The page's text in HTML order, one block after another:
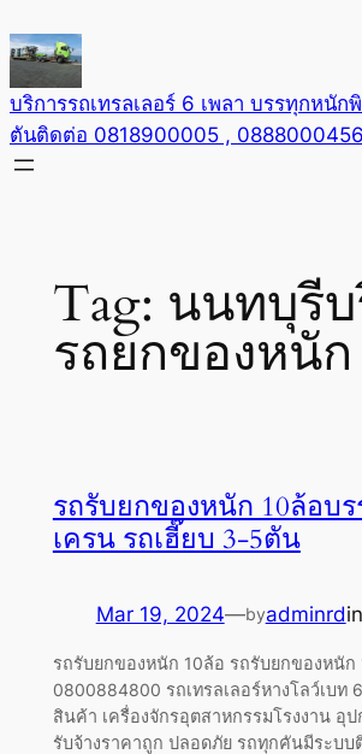
to
content
บริการรถเทรลเลอร์ 6 เพลา บรรทุกหนั
ตันติดต่อ 0818900005 ,
Tag: นนทบุรี
รถยกของหนัก
รถรับยกของหนัก 10ล้อบ
เครน รถเฮี๊ยบ 3-5ตัน
Mar 19, 2024—byadminrdin
รถรับยกของหนัก 10ล้อ รถรับยกของหนัก
0800884800 รถเทรลเลอร์หางโลว์เบท
สินค้า เครื่องจักรอุตสาหกรรมโรงงาน
รับจ้างราคาถูก ปลอดภัย รถทุกคันมีระบบ